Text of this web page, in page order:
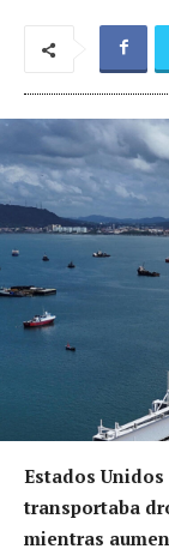
Estados
transportaba
mientras